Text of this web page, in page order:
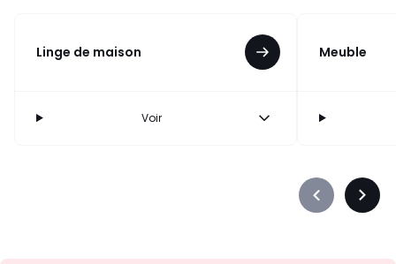
Linge de maison
Voir
Meuble
Précédent